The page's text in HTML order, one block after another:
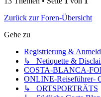
Zurück zur Foren-Übersicht
Gehe zu
Registrierung &
↳ Netiquette &
COSTA-BLANCA-
ONLINE-Reiseführer-
↳ ORTSPORTRÄTS